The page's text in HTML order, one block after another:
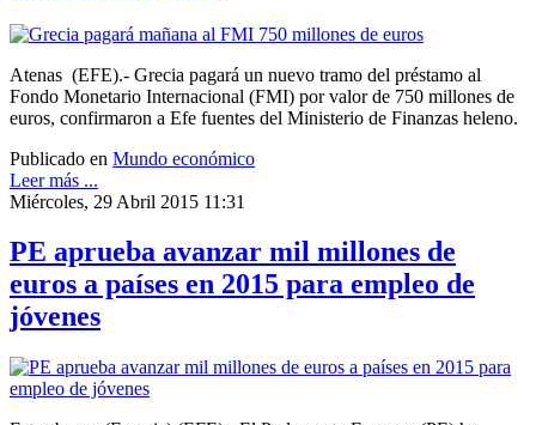
Atenas (EFE).- Grecia pagará un nuevo tramo del préstamo al
Fondo Monetario Internacional (FMI) por valor de 750 millones de
euros, confirmaron a Efe fuentes del Ministerio de Finanzas heleno.
Publicado en Mundo económico
Leer más ...
Miércoles, 29 Abril 2015 11:31
PE aprueba avanzar mil millones de
euros a países en 2015 para empleo de
jóvenes